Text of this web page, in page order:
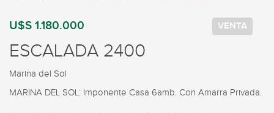
U$S 1.180.000 VENTA
ESCALADA 2400
Marina del Sol
MARINA DEL SOL: Imponente Casa 6amb. Con Amarra Privada.